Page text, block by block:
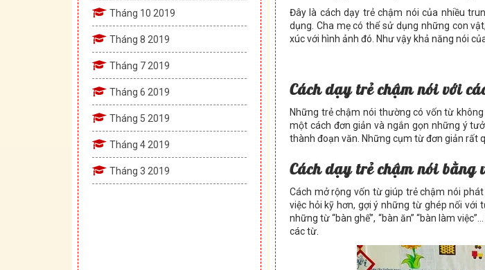
Tháng 10 2019
Tháng 8 2019
Tháng 7 2019
Tháng 6 2019
Tháng 5 2019
Tháng 4 2019
Tháng 3 2019
Đây là cách dạy trẻ chậm nói của nhiều
dụng. Cha mẹ có thể sử dụng những con
xúc với hình ảnh đó. Như vậy khả năng nói
Cách dạy trẻ chậm nói với
Những trẻ chậm nói thường có vốn từ
một cách đơn giản và ngắn gọn những ý
thành đoạn văn. Những cụm từ đơn giản rất
Cách dạy trẻ chậm nói bằng
Cách mở rộng vốn từ giúp trẻ chậm nói
việc hỏi kỹ hơn, gợi ý những từ ghép nối với
những từ “bàn ghế”, “bàn ăn” “bàn làm
các từ.